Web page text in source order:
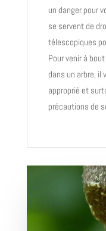
un danger pour
se servent de
télescopiques
Pour venir à
dans un arbre, il
approprié et
précautions de